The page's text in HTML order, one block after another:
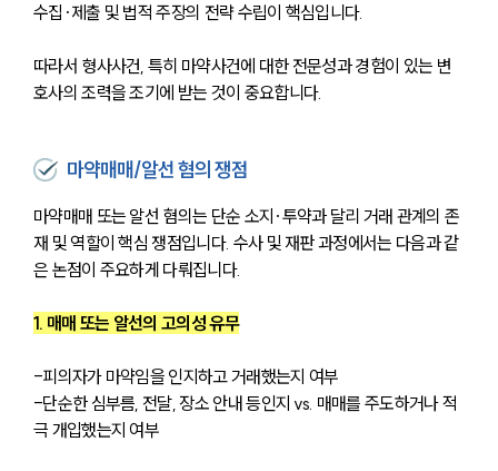
수집·제출 및 법적 주장의 전략 수립이 핵심입니다.
따라서 형사사건, 특히 마약사건에 대한 전문성과 경험이 있는 변
호사의 조력을 조기에 받는 것이 중요합니다.
마약매매/알선 혐의 쟁점
마약매매 또는 알선 혐의는 단순 소지·투약과 달리 거래 관계의 존
재 및 역할이 핵심 쟁점입니다. 수사 및 재판 과정에서는 다음과 같
은 논점이 주요하게 다뤄집니다.
1. 매매 또는 알선의 고의성 유무
-피의자가 마약임을 인지하고 거래했는지 여부
-단순한 심부름, 전달, 장소 안내 등인지 vs. 매매를 주도하거나 적
극 개입했는지 여부